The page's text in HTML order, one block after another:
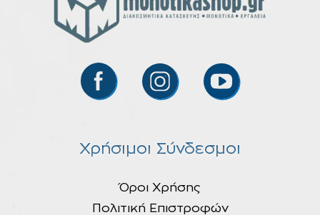
Χρήσιμοι Σύνδεσμοι
Όροι Χρήσης
Πολιτική Επιστροφών